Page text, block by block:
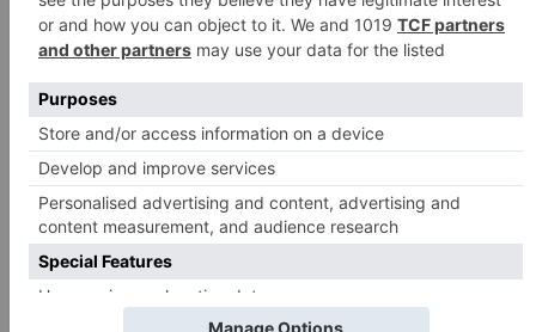
Narzissmus in der Liebe
26